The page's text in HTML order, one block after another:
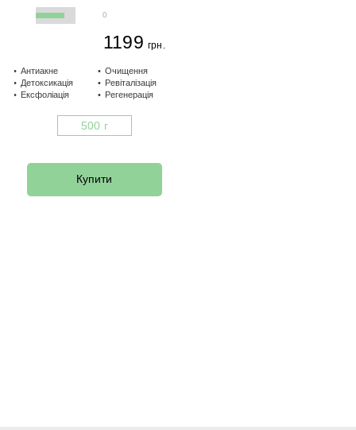
0
1199 грн.
Антиакне
Детоксикація
Ексфоліація
Очищення
Ревіталізація
Регенерація
500 г
Купити